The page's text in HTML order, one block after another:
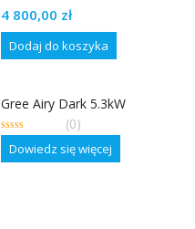
out
4 800,00 zł
Dodaj do koszyka
Gree Airy Dark 5.3kW
out
of
(0)
Dowiedz się więcej